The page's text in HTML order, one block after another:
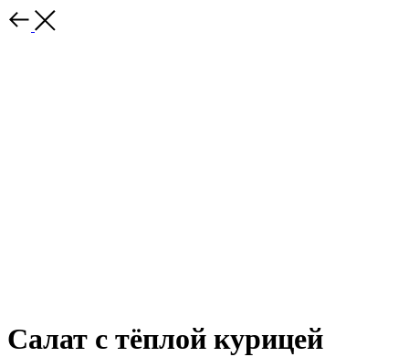
Салат с тёплой курицей